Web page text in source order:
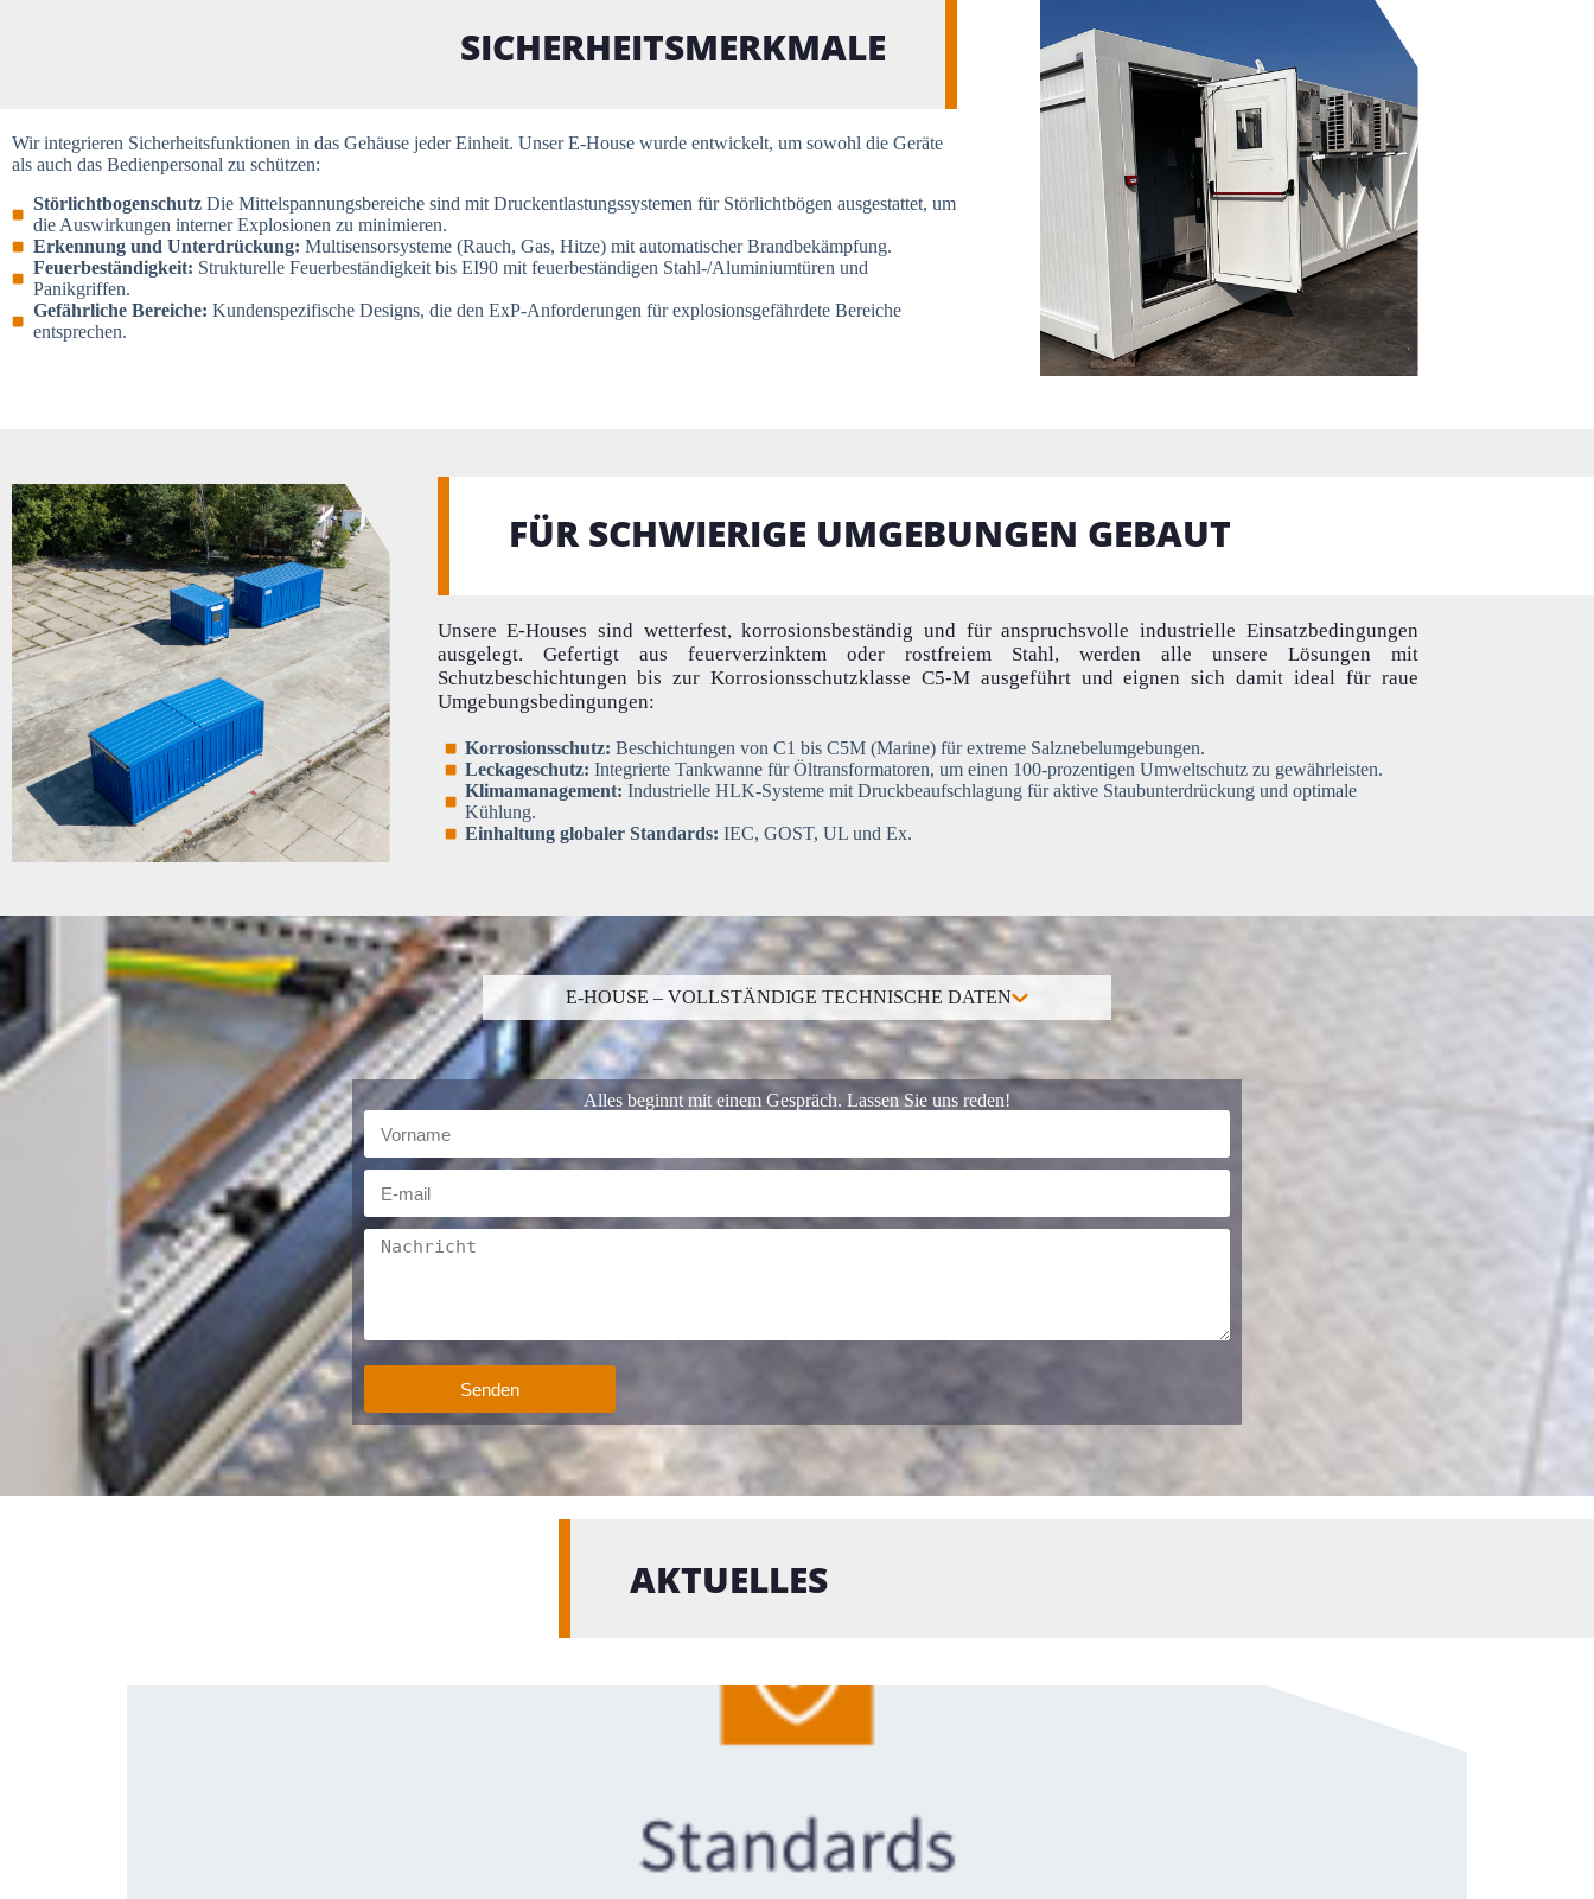
SICHERHEITSMERKMALE
Wir integrieren Sicherheitsfunktionen in das Gehäuse jeder Einheit. Unser E-House wurde entwickelt, um sowohl die Geräte
als auch das Bedienpersonal zu schützen:
StörlichtbogenschutzDie Mittelspannungsbereiche sind mit Druckentlastungssystemen für Störlichtbögen ausgestattet, um
die Auswirkungen interner Explosionen zu minimieren.
Erkennung und Unterdrückung: Multisensorsysteme (Rauch, Gas, Hitze) mit automatischer Brandbekämpfung.
Feuerbeständigkeit: Strukturelle Feuerbeständigkeit bis EI90 mit feuerbeständigen Stahl-/Aluminiumtüren und
Panikgriffen.
Gefährliche Bereiche: Kundenspezifische Designs, die den ExP-Anforderungen für explosionsgefährdete Bereiche
entsprechen.
FÜR SCHWIERIGE UMGEBUNGEN GEBAUT
Unsere E-Houses sind wetterfest, korrosionsbeständig und für anspruchsvolle industrielle Einsatzbedingungen
ausgelegt. Gefertigt aus feuerverzinktem oder rostfreiem Stahl, werden alle unsere Lösungen mit
Schutzbeschichtungen bis zur Korrosionsschutzklasse C5-M ausgeführt und eignen sich damit ideal für raue
Umgebungsbedingungen:
Korrosionsschutz:Beschichtungen von C1 bis C5M (Marine) für extreme Salznebelumgebungen.
Leckageschutz:Integrierte Tankwanne für Öltransformatoren, um einen 100-prozentigen Umweltschutz zu gewährleisten.
Klimamanagement:Industrielle HLK-Systeme mit Druckbeaufschlagung für aktive Staubunterdrückung und optimale
Kühlung.
Einhaltung globaler Standards:IEC, GOST, UL und Ex.
E-HOUSE – VOLLSTÄNDIGE TECHNISCHE DATEN
Alles beginnt mit einem Gespräch. Lassen Sie uns reden!
Senden
AKTUELLES